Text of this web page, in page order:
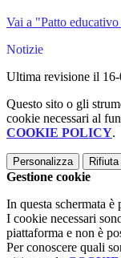
Vai a "Patto
Notizie
Ultima revisione il
Questo sito o gli
cookie necessari al
COOKIE POLICY.
Personalizza
Gestione cookie
In questa schermata
I cookie necessari
piattaforma e non è
Per conoscere quali